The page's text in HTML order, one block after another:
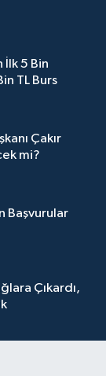
İlk 5 Bin
TL Burs
Çakır
mi?
Başvurular
Çıkardı,